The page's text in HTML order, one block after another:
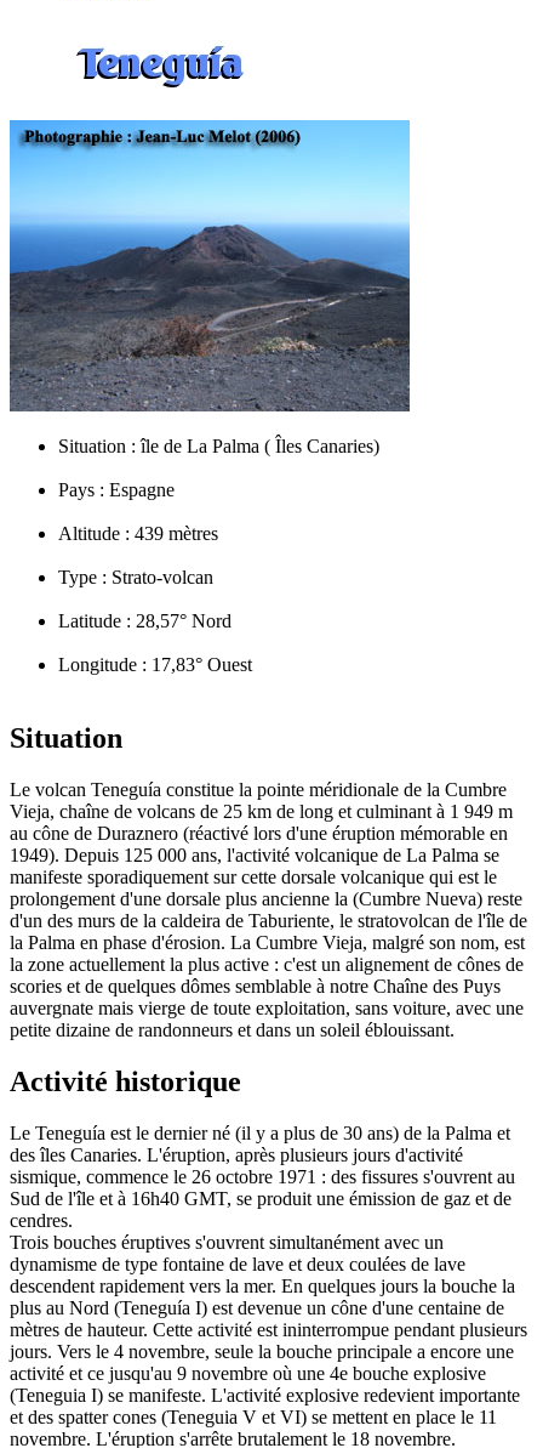
Situation :île de La Palma ( Îles Canaries)
Pays : Espagne
Altitude : 439 mètres
Type : Strato-volcan
Latitude : 28,57° Nord
Longitude : 17,83° Ouest
Situation
Le volcan Teneguía constitue la pointe méridionale de la Cumbre
Vieja, chaîne de volcans de 25 km de long et culminant à 1 949 m
au cône de Duraznero (réactivé lors d'une éruption mémorable en
1949). Depuis 125 000 ans, l'activité volcanique de La Palma se
manifeste sporadiquement sur cette dorsale volcanique qui est le
prolongement d'une dorsale plus ancienne la (Cumbre Nueva) reste
d'un des murs de la caldeira de Taburiente, le stratovolcan de l'île de
la Palma en phase d'érosion. La Cumbre Vieja, malgré son nom, est
la zone actuellement la plus active : c'est un alignement de cônes de
scories et de quelques dômes semblable à notre Chaîne des Puys
auvergnate mais vierge de toute exploitation, sans voiture, avec une
petite dizaine de randonneurs et dans un soleil éblouissant.
Activité historique
Le Teneguía est le dernier né (il y a plus de 30 ans) de la Palma et
des îles Canaries. L'éruption, après plusieurs jours d'activité
sismique, commence le 26 octobre 1971 : des fissures s'ouvrent au
Sud de l'île et à 16h40 GMT, se produit une émission de gaz et de
cendres.
Trois bouches éruptives s'ouvrent simultanément avec un
dynamisme de type fontaine de lave et deux coulées de lave
descendent rapidement vers la mer. En quelques jours la bouche la
plus au Nord (Teneguía I) est devenue un cône d'une centaine de
mètres de hauteur. Cette activité est ininterrompue pendant plusieurs
jours. Vers le 4 novembre, seule la bouche principale a encore une
activité et ce jusqu'au 9 novembre où une 4e bouche explosive
(Teneguia I) se manifeste. L'activité explosive redevient importante
et des spatter cones (Teneguia V et VI) se mettent en place le 11
novembre. L'éruption s'arrête brutalement le 18 novembre.